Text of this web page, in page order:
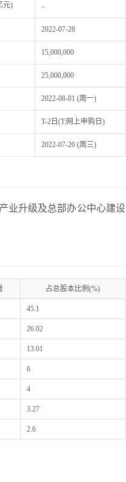
元) –
2022-07-28
15,000,000
25,000,000
2022-08-01 (周一)
T-2日(T:网上申购日)
2022-07-20 (周三)
业升级及总部办公中心建设
占总股本比例(%)
45.1
26.02
13.01
6
4
3.27
2.6